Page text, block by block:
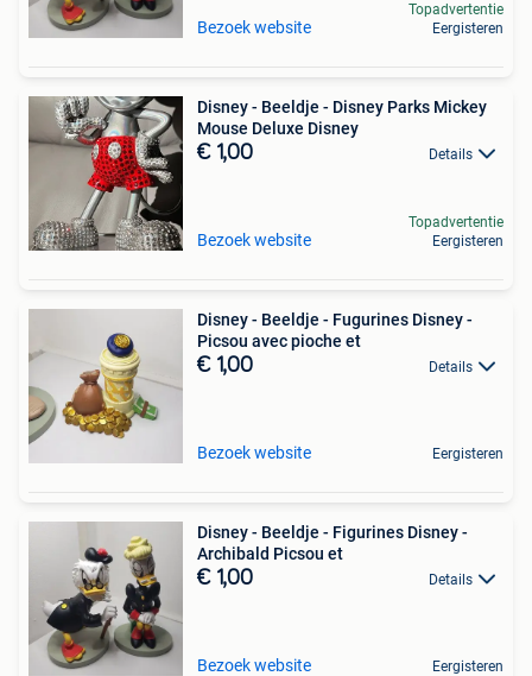
Bezoek website
Topadvertentie
Eergisteren
Disney - Beeldje - Disney Parks Mickey
Mouse Deluxe Disney
€ 1,00 Details
Bezoek website
Topadvertentie
Eergisteren
Disney - Beeldje - Fugurines Disney -
Picsou avec pioche et
€ 1,00 Details
Bezoek website Eergisteren
Disney - Beeldje - Figurines Disney -
Archibald Picsou et
€ 1,00 Details
Bezoek website Eergisteren